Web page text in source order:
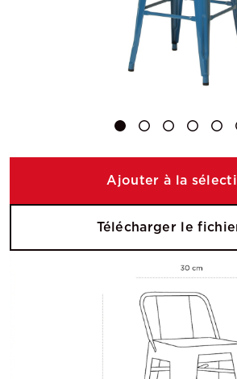
Ajouter à la
Télécharger le